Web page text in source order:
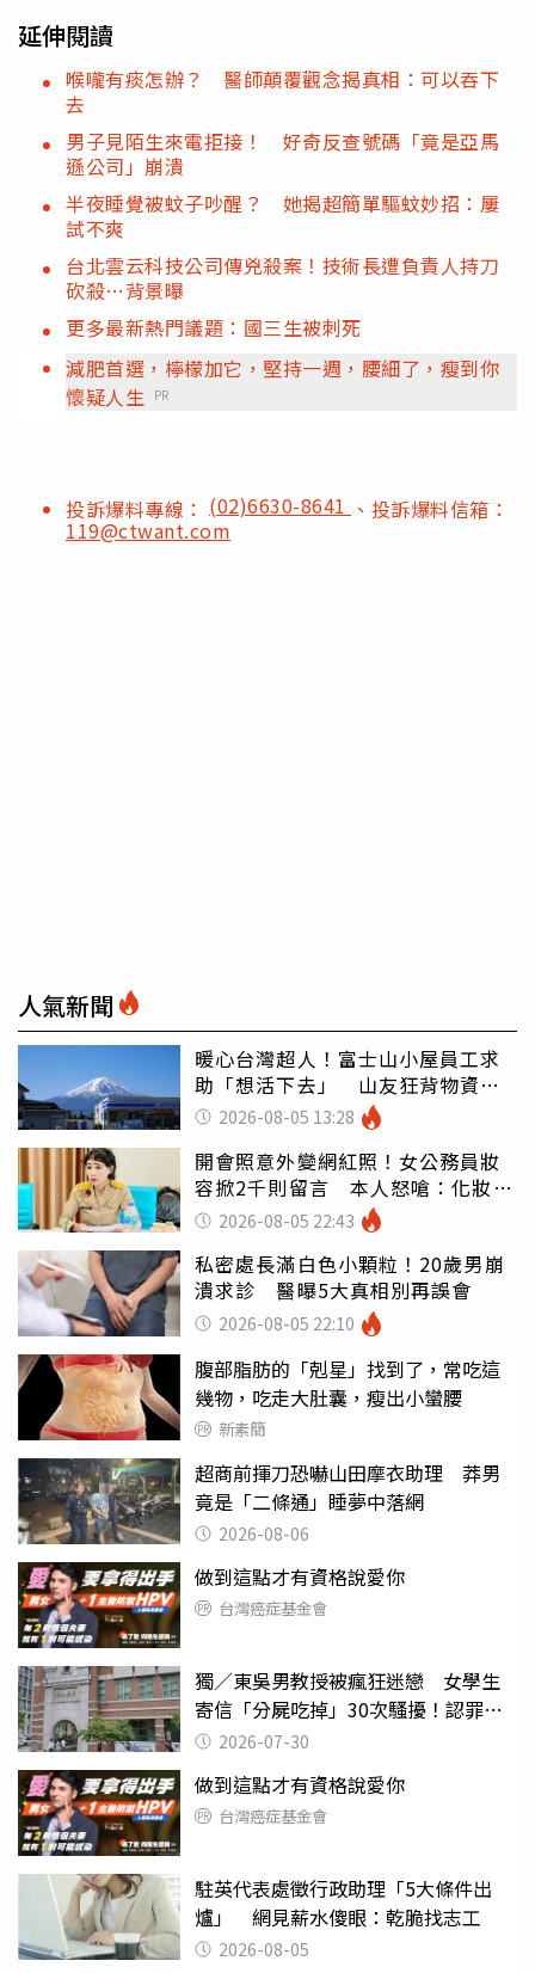
延伸閱讀
喉嚨有痰怎辦？ 醫師顛覆觀念揭真相：可以吞下
去
男子見陌生來電拒接！ 好奇反查號碼「竟是亞馬
遜公司」崩潰
半夜睡覺被蚊子吵醒？ 她揭超簡單驅蚊妙招：屢
試不爽
台北雲云科技公司傳兇殺案！技術長遭負責人持刀
砍殺…背景曝
更多最新熱門議題：國三生被刺死
減肥首選，檸檬加它，堅持一週，腰細了，瘦到你
懷疑人生
PR
投訴爆料專線： (02)6630-8641 、投訴爆料信箱：
119@ctwant.com
人氣新聞
暖心台灣超人！富士山小屋員工求
助「想活下去」 山友狂背物資上
山：台灣真的是寶島
2026-08-05 13:28
開會照意外變網紅照！女公務員妝
容掀2千則留言 本人怒嗆：化妝有
錯嗎2026-08-05 22:43
私密處長滿白色小顆粒！20歲男崩
潰求診 醫曝5大真相別再誤會
2026-08-05 22:10
腹部脂肪的「剋星」找到了，常吃這
幾物，吃走大肚囊，瘦出小蠻腰
新素簡
超商前揮刀恐嚇山田摩衣助理 莽男
竟是「二條通」睡夢中落網
2026-08-06
做到這點才有資格說愛你
台灣癌症基金會
獨／東吳男教授被瘋狂迷戀 女學生
寄信「分屍吃掉」30次騷擾！認罪免
關 2026-07-30
做到這點才有資格說愛你
台灣癌症基金會
駐英代表處徵行政助理「5大條件出
爐」 網見薪水傻眼：乾脆找志工
2026-08-05